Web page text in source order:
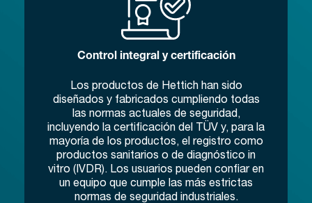
Control integral y certificación
Los productos de Hettich han sido
diseñados y fabricados cumpliendo todas
las normas actuales de seguridad,
incluyendo la certificación del TÜV y, para la
mayoría de los productos, el registro como
productos sanitarios o de diagnóstico in
vitro (IVDR). Los usuarios pueden confiar en
un equipo que cumple las más estrictas
normas de seguridad industriales.